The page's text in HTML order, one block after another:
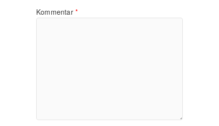
Kommentar *